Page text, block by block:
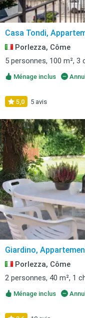
Casa Tondi,
Porlezza, Côme
5 personnes, 100 m², 3
Ménage inclus
5,0 5 avis
Giardino,
Porlezza, Côme
2 personnes, 40 m², 1
Ménage inclus